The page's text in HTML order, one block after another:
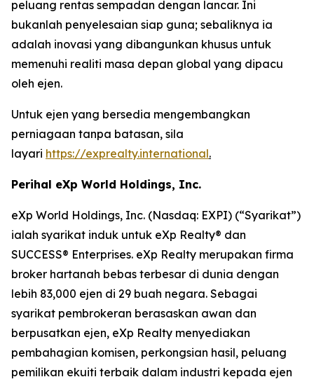
peluang rentas sempadan dengan lancar. Ini
bukanlah penyelesaian siap guna; sebaliknya ia
adalah inovasi yang dibangunkan khusus untuk
memenuhi realiti masa depan global yang dipacu
oleh ejen.
Untuk ejen yang bersedia mengembangkan
perniagaan tanpa batasan, sila
layari https://exprealty.international.
Perihal eXp World Holdings, Inc.
eXp World Holdings, Inc. (Nasdaq: EXPI) (“Syarikat”)
ialah syarikat induk untuk eXp Realty® dan
SUCCESS® Enterprises. eXp Realty merupakan firma
broker hartanah bebas terbesar di dunia dengan
lebih 83,000 ejen di 29 buah negara. Sebagai
syarikat pembrokeran berasaskan awan dan
berpusatkan ejen, eXp Realty menyediakan
pembahagian komisen, perkongsian hasil, peluang
pemilikan ekuiti terbaik dalam industri kepada ejen